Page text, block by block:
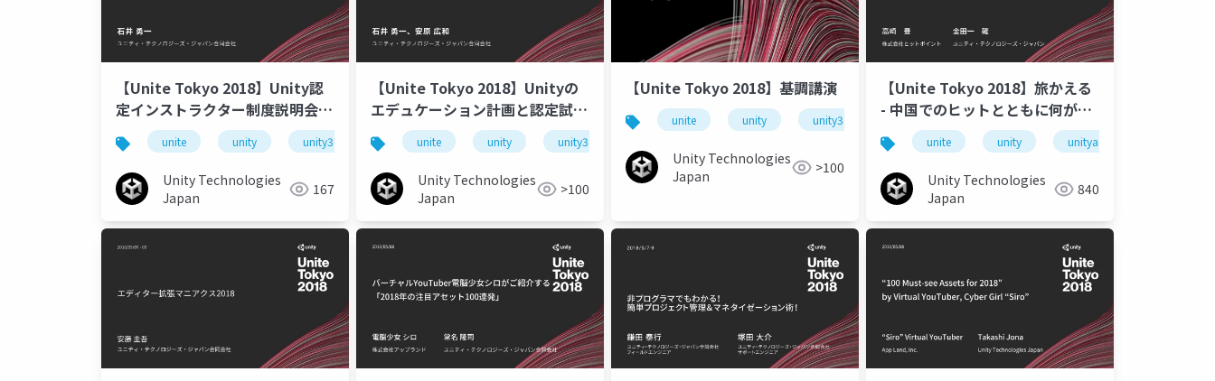
【Unite Tokyo 2018】Unity認
定インストラクター制度説明会＜
教育関係者向け＞
unite unity unity3d unite tokyo 2018 unite tokyo
Unity Technologies
Japan
167
【Unite Tokyo 2018】Unityの
エデュケーション計画と認定試験
＋あそびのデザイン講座
unite unity unity3d
Unity Technologies
Japan
>100
【Unite Tokyo 2018】基調講演
unite unity unity3d unite tokyo 2018 unitetokyo
Unity Technologies
Japan
>100
【Unite Tokyo 2018】旅かえる
- 中国でのヒットとともに何が起
きていたのか&amp;課金・広告
共存の収益化
unite unity unityads
Unity Technologies
Japan
840